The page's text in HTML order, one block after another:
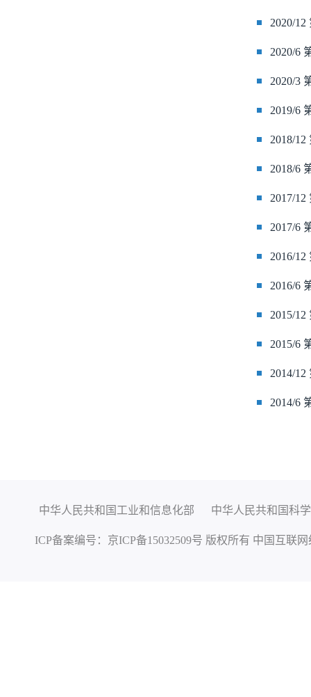
2020/
2020/6
2020/3
2019/6
2018/
2018/6
2017/
2017/6
2016/
2016/6
2015/
2015/6
2014/
2014/6
中华人民共和国工业和信息化部 中华人民共和国科
ICP备案编号： 京ICP备15032509号 版权所有 中国互联